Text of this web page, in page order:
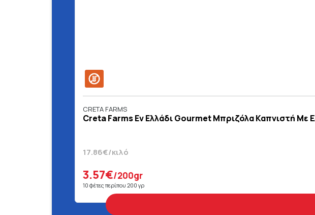
CRETA FARMS
Creta Farms Εν Ελλάδι Gourmet Μπριζόλα Καπνιστή Με
17.86€/κιλό
3.57€/200gr
10 φέτες περίπου 200 γρ